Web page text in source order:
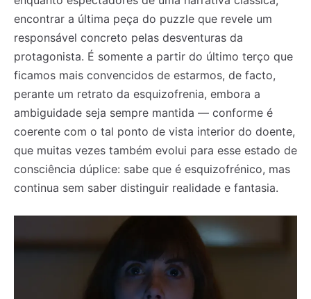
Registe-se na nossa lista de correio e receba mensalmente
Insira o seu endereço de email e clique para
Registe-se na nossa lista de correio e receba mensalmente
Insira o seu endereço de email e clique para
encontrar a última peça do puzzle que revele um
responsável concreto pelas desventuras da
protagonista. É somente a partir do último terço que
ficamos mais convencidos de estarmos, de facto,
perante um retrato da esquizofrenia, embora a
ambiguidade seja sempre mantida — conforme é
coerente com o tal ponto de vista interior do doente,
que muitas vezes também evolui para esse estado de
consciência dúplice: sabe que é esquizofrénico, mas
continua sem saber distinguir realidade e fantasia.